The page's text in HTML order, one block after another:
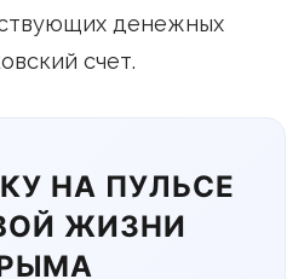
денежных
счет.
НА ПУЛЬСЕ
ЖИЗНИ